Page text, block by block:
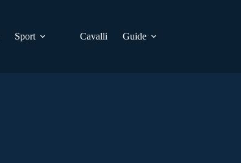
Sport Cavalli Guide